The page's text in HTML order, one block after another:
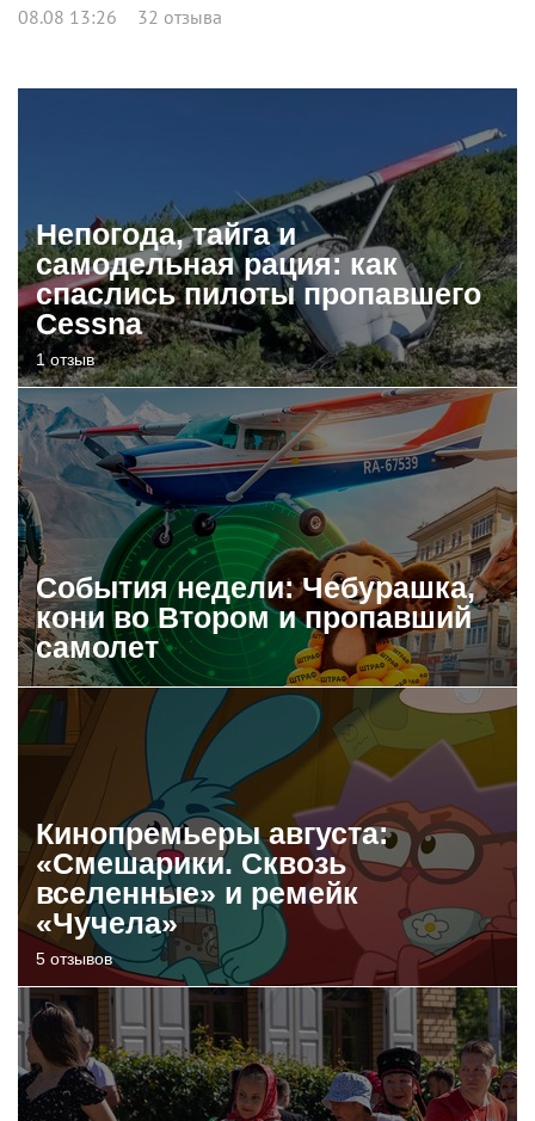
08.08 13:26 32 отзыва
Непогода, тайга и
самодельная рация: как
спаслись пилоты пропавшего
Cessna
1 отзыв
События недели: Чебурашка,
кони во Втором и пропавший
самолет
Кинопремьеры августа:
«Смешарики. Сквозь
вселенные» и ремейк
«Чучела»
5 отзывов